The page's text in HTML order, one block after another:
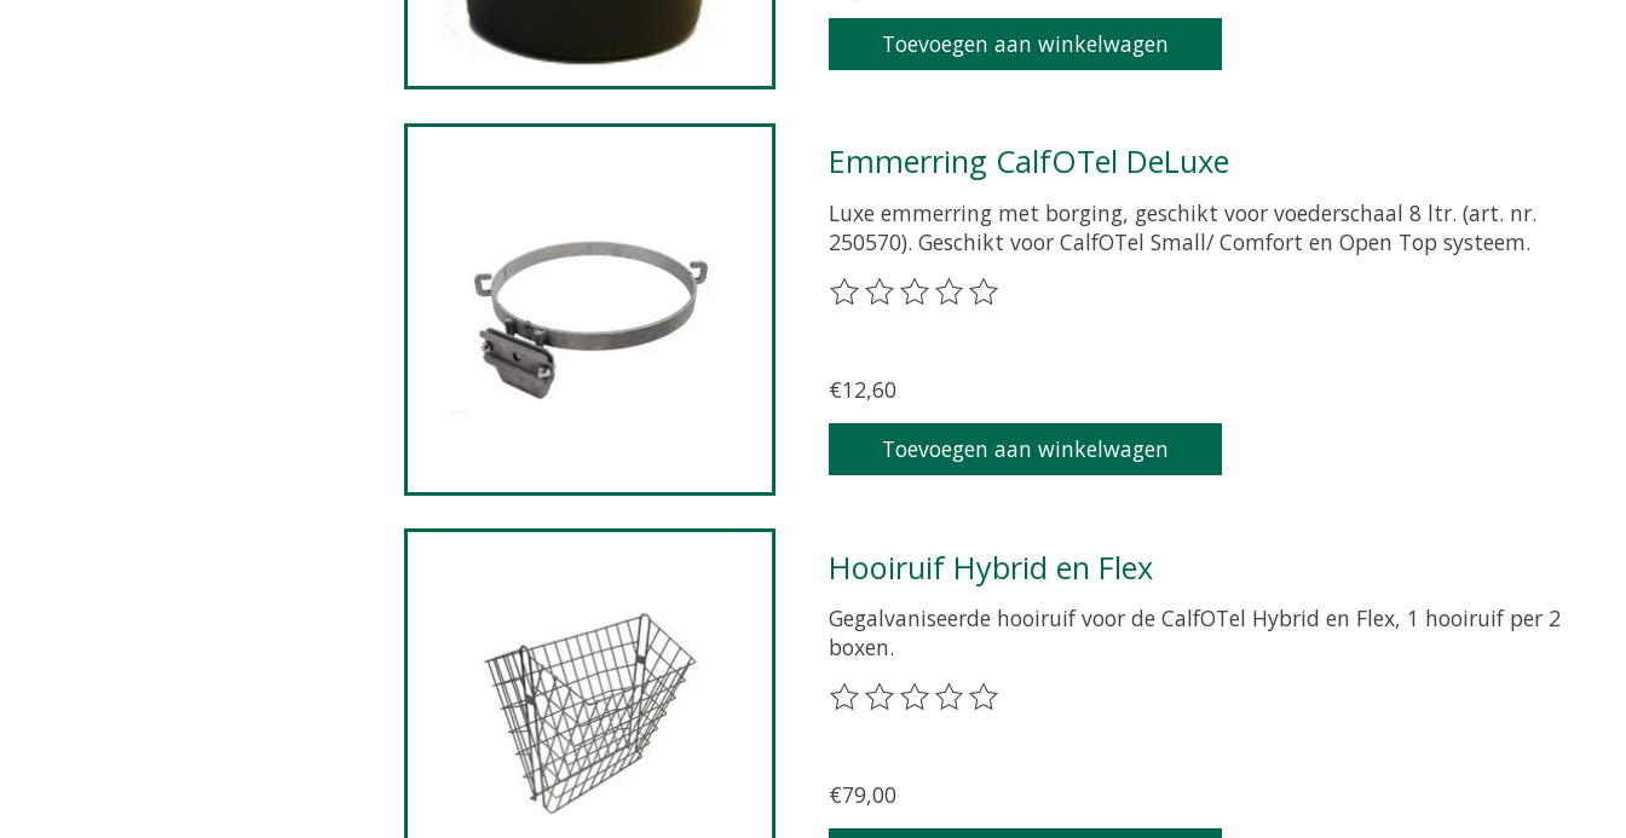
Toevoegen aan winkelwagen
Emmerring CalfOTel DeLuxe
Luxe emmerring met borging, geschikt voor voederschaal 8 ltr. (art. nr.
250570). Geschikt voor CalfOTel Small/ Comfort en Open Top systeem.
De beoordeling van dit product is
€12,60
Toevoegen aan winkelwagen
Hooiruif Hybrid en Flex
Gegalvaniseerde hooiruif voor de CalfOTel Hybrid en Flex, 1 hooiruif per 2
boxen.
De beoordeling van dit product is
€79,00